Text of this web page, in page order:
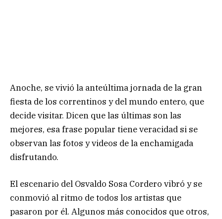
Anoche, se vivió la anteúltima jornada de la gran
fiesta de los correntinos y del mundo entero, que
decide visitar. Dicen que las últimas son las
mejores, esa frase popular tiene veracidad si se
observan las fotos y videos de la enchamigada
disfrutando.
El escenario del Osvaldo Sosa Cordero vibró y se
conmovió al ritmo de todos los artistas que
pasaron por él. Algunos más conocidos que otros,